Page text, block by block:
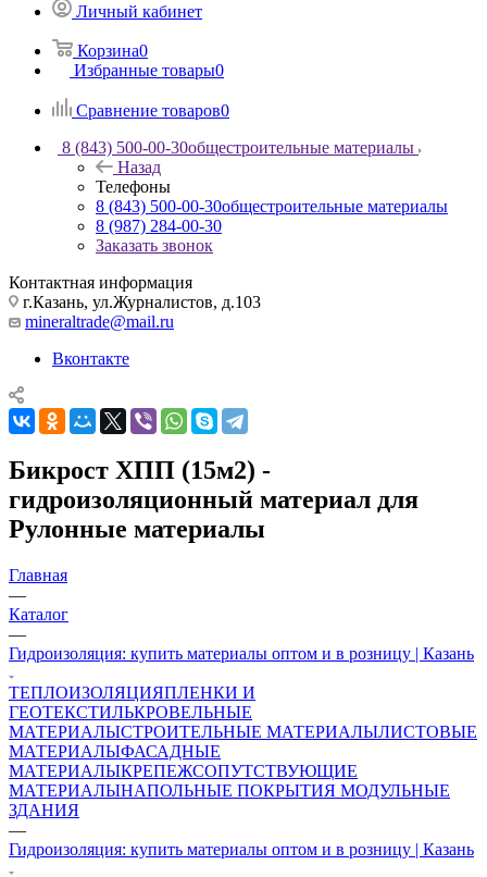
Личный кабинет
Корзина0
Избранные товары0
Сравнение товаров0
8 (843) 500-00-30общестроительные материалы
Назад
Телефоны
8 (843) 500-00-30общестроительные материалы
8 (987) 284-00-30
Заказать звонок
Контактная информация
г.Казань, ул.Журналистов, д.103
mineraltrade@mail.ru
Вконтакте
Бикрост ХПП (15м2) -
гидроизоляционный материал для
Рулонные материалы
Главная
—
Каталог
—
Гидроизоляция: купить материалы оптом и в розницу | Казань
ТЕПЛОИЗОЛЯЦИЯПЛЕНКИ И
ГЕОТЕКСТИЛЬКРОВЕЛЬНЫЕ
МАТЕРИАЛЫСТРОИТЕЛЬНЫЕ МАТЕРИАЛЫЛИСТОВЫЕ
МАТЕРИАЛЫФАСАДНЫЕ
МАТЕРИАЛЫКРЕПЕЖСОПУТСТВУЮЩИЕ
МАТЕРИАЛЫНАПОЛЬНЫЕ ПОКРЫТИЯ МОДУЛЬНЫЕ
ЗДАНИЯ
—
Гидроизоляция: купить материалы оптом и в розницу | Казань